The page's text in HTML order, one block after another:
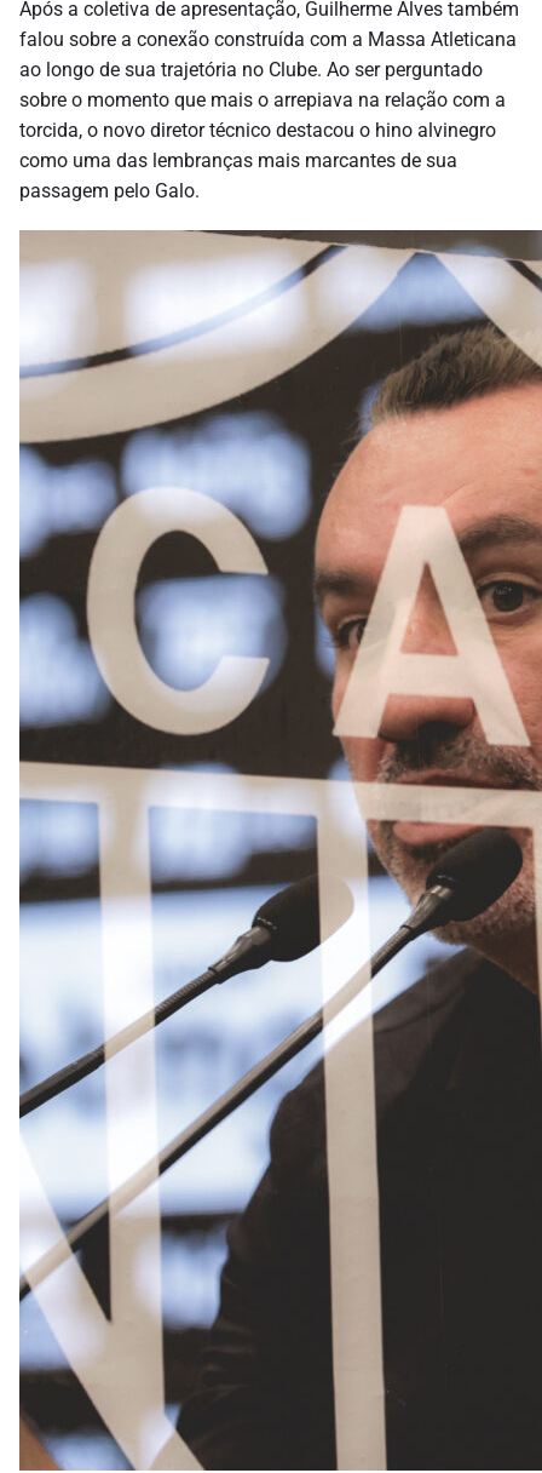
Após a coletiva de apresentação, Guilherme Alves também
falou sobre a conexão construída com a Massa Atleticana
ao longo de sua trajetória no Clube. Ao ser perguntado
sobre o momento que mais o arrepiava na relação com a
torcida, o novo diretor técnico destacou o hino alvinegro
como uma das lembranças mais marcantes de sua
passagem pelo Galo.